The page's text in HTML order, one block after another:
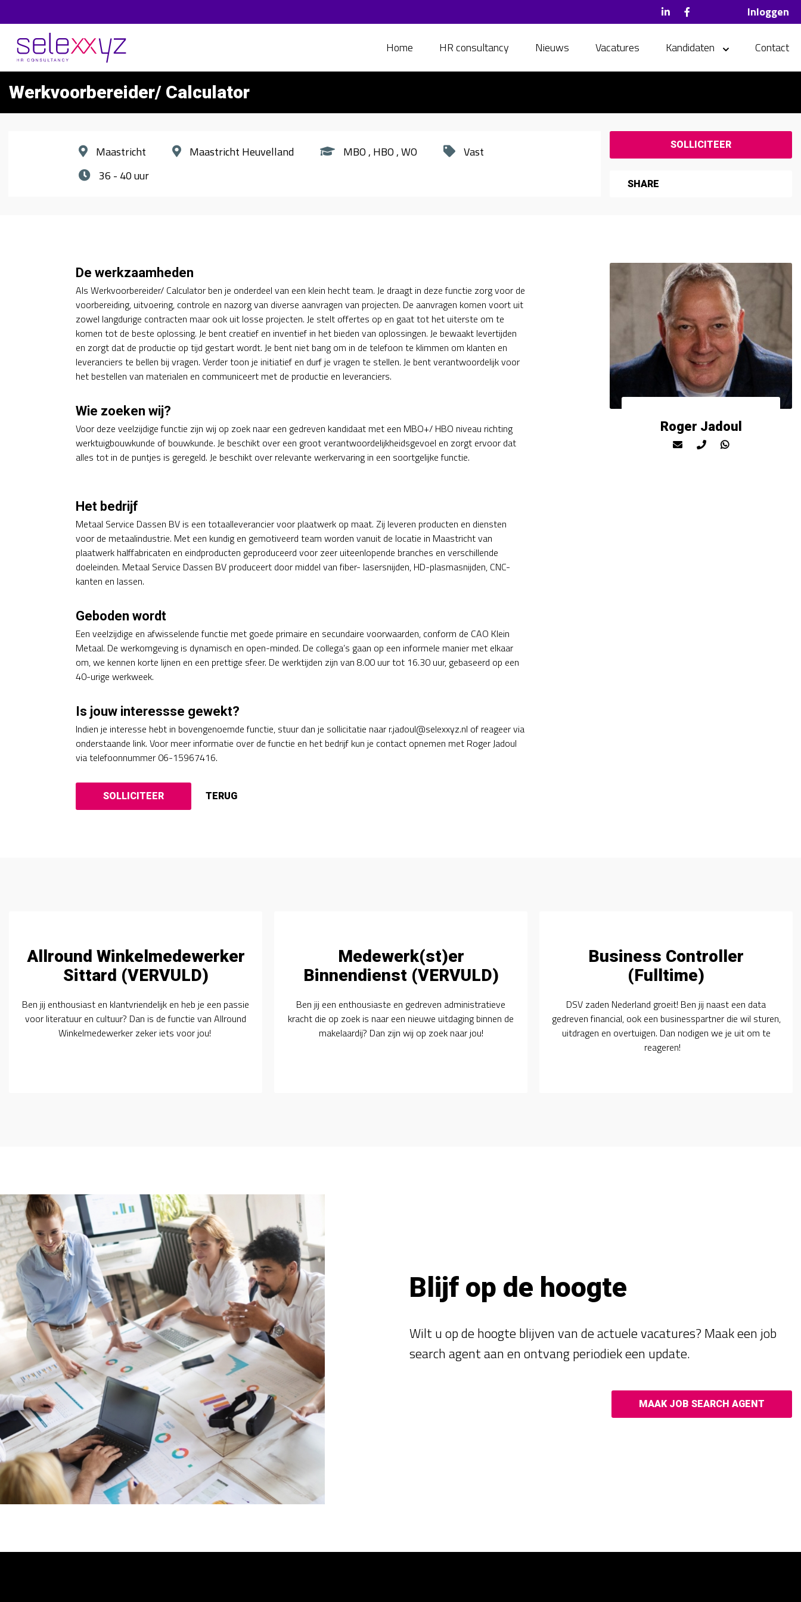
Inloggen
Home HR consultancy Nieuws Vacatures Kandidaten Contact
Werkvoorbereider/ Calculator
Maastricht Maastricht Heuvelland MBO HBO WO
Vast
36 - 40 uur
SHARE
De werkzaamheden
Als Werkvoorbereider/ Calculator ben je onderdeel van een klein hecht team. Je draagt in deze functie zorg voor de
voorbereiding, uitvoering, controle en nazorg van diverse aanvragen van projecten. De aanvragen komen voort uit
zowel langdurige contracten maar ook uit losse projecten. Je stelt offertes op en gaat tot het uiterste om te
komen tot de beste oplossing. Je bent creatief en inventief in het bieden van oplossingen. Je bewaakt levertijden
en zorgt dat de productie op tijd gestart wordt. Je bent niet bang om in de telefoon te klimmen om klanten en
leveranciers te bellen bij vragen. Verder toon je initiatief en durf je vragen te stellen. Je bent verantwoordelijk voor
het bestellen van materialen en communiceert met de productie en leveranciers.
Wie zoeken wij?
Voor deze veelzijdige functie zijn wij op zoek naar een gedreven kandidaat met een MBO+/ HBO niveau richting
werktuigbouwkunde of bouwkunde. Je beschikt over een groot verantwoordelijkheidsgevoel en zorgt ervoor dat
alles tot in de puntjes is geregeld. Je beschikt over relevante werkervaring in een soortgelijke functie.
Het bedrijf
Metaal Service Dassen BV is een totaalleverancier voor plaatwerk op maat. Zij leveren producten en diensten
voor de metaalindustrie. Met een kundig en gemotiveerd team worden vanuit de locatie in Maastricht van
plaatwerk halffabricaten en eindproducten geproduceerd voor zeer uiteenlopende branches en verschillende
doeleinden. Metaal Service Dassen BV produceert door middel van fiber- lasersnijden, HD-plasmasnijden, CNC-
kanten en lassen.
Geboden wordt
Een veelzijdige en afwisselende functie met goede primaire en secundaire voorwaarden, conform de CAO Klein
Metaal. De werkomgeving is dynamisch en open-minded. De collega’s gaan op een informele manier met elkaar
om, we kennen korte lijnen en een prettige sfeer. De werktijden zijn van 8.00 uur tot 16.30 uur, gebaseerd op een
40-urige werkweek.
Is jouw interessse gewekt?
Indien je interesse hebt in bovengenoemde functie, stuur dan je sollicitatie naar r.jadoul@selexxyz.nl of reageer via
onderstaande link. Voor meer informatie over de functie en het bedrijf kun je contact opnemen met Roger Jadoul
via telefoonnummer 06-15967416.
Roger Jadoul
Allround Winkelmedewerker
Sittard (VERVULD)
Ben jij enthousiast en klantvriendelijk en heb je een passie
voor literatuur en cultuur? Dan is de functie van Allround
Winkelmedewerker zeker iets voor jou!
Medewerk(st)er
Binnendienst (VERVULD)
Ben jij een enthousiaste en gedreven administratieve
kracht die op zoek is naar een nieuwe uitdaging binnen de
makelaardij? Dan zijn wij op zoek naar jou!
Business Controller
(Fulltime)
DSV zaden Nederland groeit! Ben jij naast een data
gedreven financial, ook een businesspartner die wil sturen,
uitdragen en overtuigen. Dan nodigen we je uit om te
reageren!
Blijf op de hoogte
Wilt u op de hoogte blijven van de actuele vacatures? Maak een job
search agent aan en ontvang periodiek een update.
MAAK JOB SEARCH AGENT